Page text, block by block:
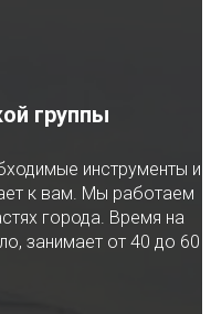
группы
инструменты и
к вам. Мы работаем
города. Время на
занимает от 40 до 60